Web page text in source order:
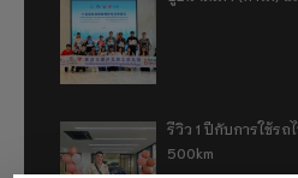
รีวิว 1 ปีกับการใช้ร
500km